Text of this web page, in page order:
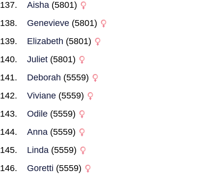
Aisha (5801)
Genevieve (5801)
Elizabeth (5801)
Juliet (5801)
Deborah (5559)
Viviane (5559)
Odile (5559)
Anna (5559)
Linda (5559)
Goretti (5559)